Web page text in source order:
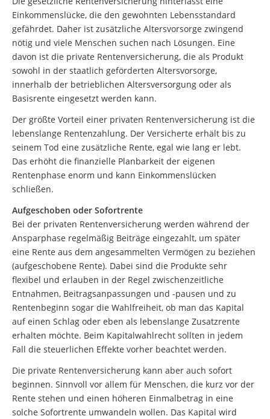
Einkommenslücke, die den gewohnten Lebensstandard
gefährdet. Daher ist zusätzliche Altersvorsorge zwingend
nötig und viele Menschen suchen nach Lösungen. Eine
davon ist die private Rentenversicherung, die als Produkt
sowohl in der staatlich geförderten Altersvorsorge,
innerhalb der betrieblichen Altersversorgung oder als
Basisrente eingesetzt werden kann.
Der größte Vorteil einer privaten Rentenversicherung ist die
lebenslange Rentenzahlung. Der Versicherte erhält bis zu
seinem Tod eine zusätzliche Rente, egal wie lang er lebt.
Das erhöht die finanzielle Planbarkeit der eigenen
Rentenphase enorm und kann Einkommenslücken
schließen.
Aufgeschoben oder Sofortrente
Bei der privaten Rentenversicherung werden während der
Ansparphase regelmäßig Beiträge eingezahlt, um später
eine Rente aus dem angesammelten Vermögen zu beziehen
(aufgeschobene Rente). Dabei sind die Produkte sehr
flexibel und erlauben in der Regel zwischenzeitliche
Entnahmen, Beitragsanpassungen und -pausen und zu
Rentenbeginn sogar die Wahlfreiheit, ob man das Kapital
auf einen Schlag oder eben als lebenslange Zusatzrente
erhalten möchte. Beim Kapitalwahlrecht sollten in jedem
Fall die steuerlichen Effekte vorher beachtet werden.
Die private Rentenversicherung kann aber auch sofort
beginnen. Sinnvoll vor allem für Menschen, die kurz vor der
Rente stehen und einen höheren Einmalbetrag in eine
solche Sofortrente umwandeln wollen. Das Kapital wird